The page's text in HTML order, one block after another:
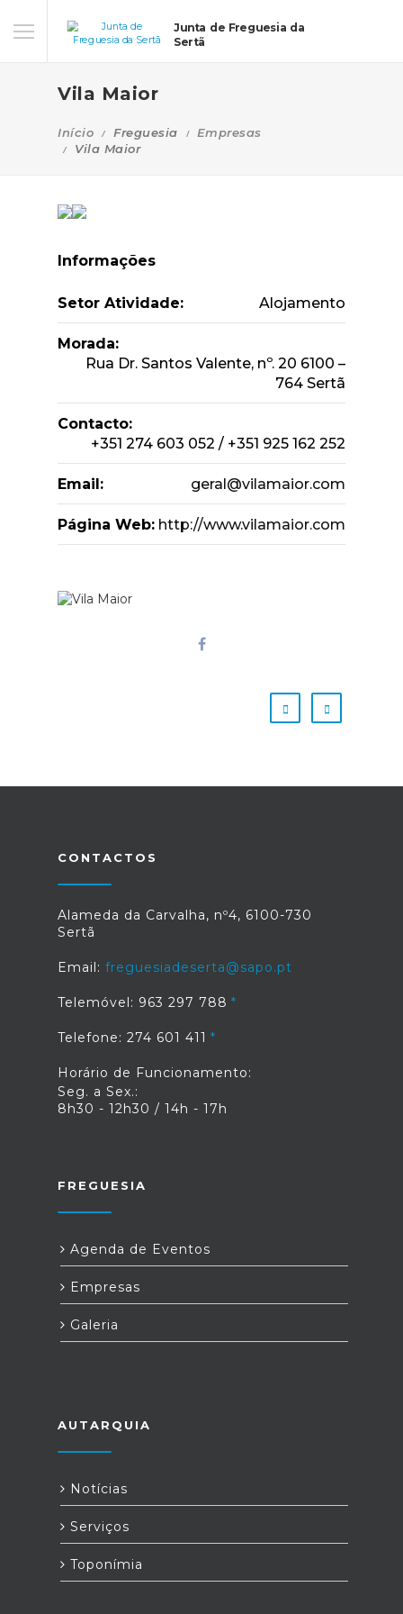
Junta de Freguesia da
Sertã
Vila Maior
Início Freguesia
Empresas
Vila Maior
Informações
Setor Atividade: Alojamento
Morada:
Rua Dr. Santos Valente, nº. 20 6100 –
764 Sertã
Contacto:
+351 274 603 052 / +351 925 162 252
Email: geral@vilamaior.com
Página Web: http://www.vilamaior.com
CONTACTOS
Alameda da Carvalha, nº4, 6100-730
Sertã
Email: freguesiadeserta@sapo.pt
Telemóvel: 963 297 788
Telefone: 274 601 411
Horário de Funcionamento:
Seg. a Sex.:
8h30 - 12h30 / 14h - 17h
FREGUESIA
Agenda de Eventos
Empresas
Galeria
AUTARQUIA
Notícias
Serviços
Toponímia